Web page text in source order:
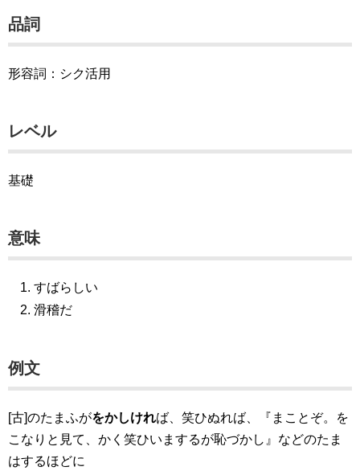
品詞
形容詞：シク活用
レベル
基礎
意味
すばらしい
滑稽だ
例文
[古]のたまふがをかしければ、笑ひぬれば、『まことぞ。を
こなりと見て、かく笑ひいまするが恥づかし』などのたま
はするほどに